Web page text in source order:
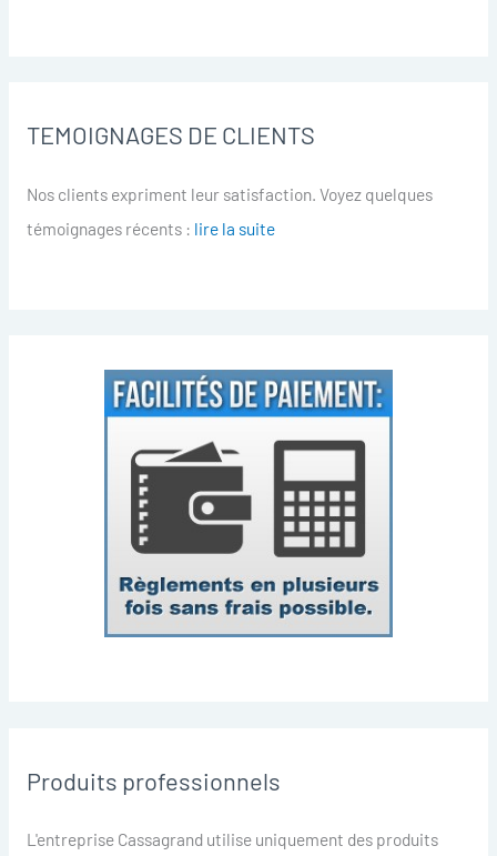
TEMOIGNAGES DE CLIENTS
Nos clients expriment leur satisfaction. Voyez quelques
témoignages récents : lire la suite
Produits professionnels
L'entreprise Cassagrand utilise uniquement des produits